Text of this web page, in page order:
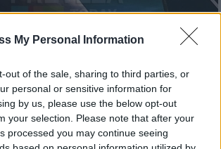
My Personal Information
out of the sale, sharing to third parties, or
personal or sensitive information for
by us, please use the below opt-out
your selection. Please note that after your
processed you may continue seeing
το ΕΘΝΟΣ στη Google